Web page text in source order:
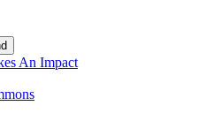
An Impact